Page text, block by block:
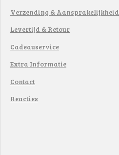
Verzending & Aansprakelijkheid
Levertijd & Retour
Cadeauservice
Extra Informatie
Contact
Reacties